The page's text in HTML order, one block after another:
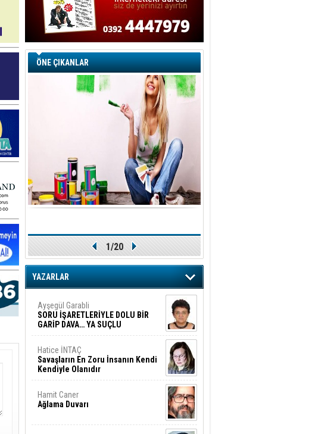
ÖNE ÇIKANLAR
1/20
YAZARLAR
Ayşegül Garabli
SORU İŞARETLERİYLE DOLU BİR
GARİP DAVA… YA SUÇLU
DEĞİLSE???
Hatice İNTAÇ
Savaşların En Zoru İnsanın Kendi
Kendiyle Olanıdır
Hamit Caner
Ağlama Duvarı